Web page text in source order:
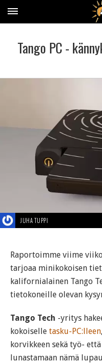
Tango PC -
JUHA TUPPI
Raportoimme viime
tarjoaa minikokoisen
kalifornialainen Tango
tietokoneille olevan
Tango Tech -yritys
kokoiselle tasku-PC:lleen
korvikkeen sekä työ-
lunastamaan nämä